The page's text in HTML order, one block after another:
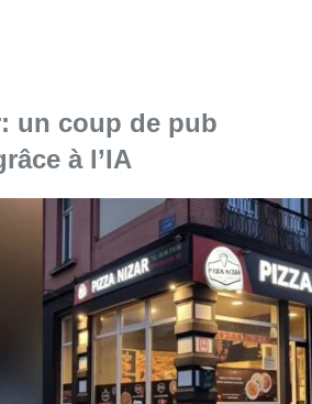
un coup de pub
à l’IA